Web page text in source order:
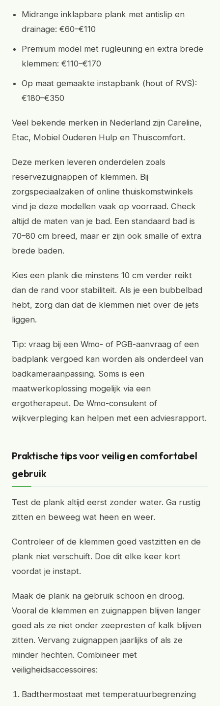
Midrange inklapbare plank met antislip en
drainage: €60–€110
Premium model met rugleuning en extra brede
klemmen: €110–€170
Op maat gemaakte instapbank (hout of RVS):
€180–€350
Veel bekende merken in Nederland zijn Careline,
Etac, Mobiel Ouderen Hulp en Thuiscomfort.
Deze merken leveren onderdelen zoals
reservezuignappen of klemmen. Bij
zorgspeciaalzaken of online thuiskomstwinkels
vind je deze modellen vaak op voorraad. Check
altijd de maten van je bad. Een standaard bad is
70–80 cm breed, maar er zijn ook smalle of extra
brede baden.
Kies een plank die minstens 10 cm verder reikt
dan de rand voor stabiliteit. Als je een bubbelbad
hebt, zorg dan dat de klemmen niet over de jets
liggen.
Tip: vraag bij een Wmo- of PGB-aanvraag of een
badplank vergoed kan worden als onderdeel van
badkameraanpassing. Soms is een
maatwerkoplossing mogelijk via een
ergotherapeut. De Wmo-consulent of
wijkverpleging kan helpen met een adviesrapport.
Praktische tips voor veilig en comfortabel
gebruik
Test de plank altijd eerst zonder water. Ga rustig
zitten en beweeg wat heen en weer.
Controleer of de klemmen goed vastzitten en de
plank niet verschuift. Doe dit elke keer kort
voordat je instapt.
Maak de plank na gebruik schoon en droog.
Vooral de klemmen en zuignappen blijven langer
goed als ze niet onder zeepresten of kalk blijven
zitten. Vervang zuignappen jaarlijks of als ze
minder hechten. Combineer met
veiligheidsaccessoires:
Badthermostaat met temperatuurbegrenzing